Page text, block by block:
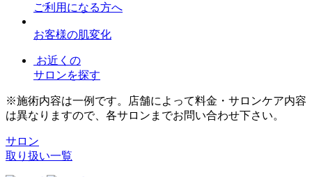
ご利用になる方へ
お客様の肌変化
お近くの
サロンを探す
※施術内容は一例です。店舗によって料金・サロンケア内容
は異なりますので、各サロンまでお問い合わせ下さい。
サロン
取り扱い一覧